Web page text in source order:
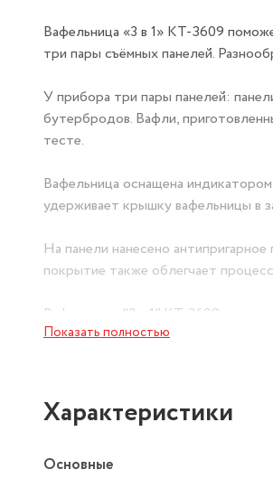
Вафельница «3 в 1» КТ-З609
три пары съёмных панелей.
У прибора три пары панелей:
бутербродов. Вафли,
тесте.
Вафельница оснащена
удерживает крышку вафельницы в
На панели нанесено
покрытие также облегчает
Вафельница "3 в 1" КТ-3609
бутербродов вы сможете
Показать полностью
Характеристики
Основные